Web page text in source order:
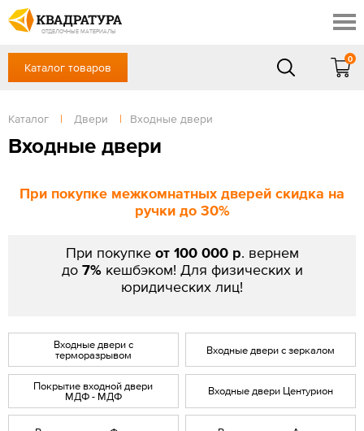
ОТДЕЛОЧНЫЕ МАТЕРИАЛЫ
Профи
Доставка и оплата
Готовые решения
Акции
Отзывы
+7 (3822) 48-94-10
Сб, Вс — выходной
ЗАКАЗАТЬ ЗВОНОК
Каталог товаров
0
Каталог | Двери | Входные двери
Входные двери
При покупке межкомнатных дверей скидка на
ручки до 30%
При покупке от 100 000 р. вернем
до 7% кешбэком! Для физических и
юридических лиц!
Входные двери с
терморазрывом
Входные двери с зеркалом
Покрытие входной двери
МДФ - МДФ
Входные двери Центурион